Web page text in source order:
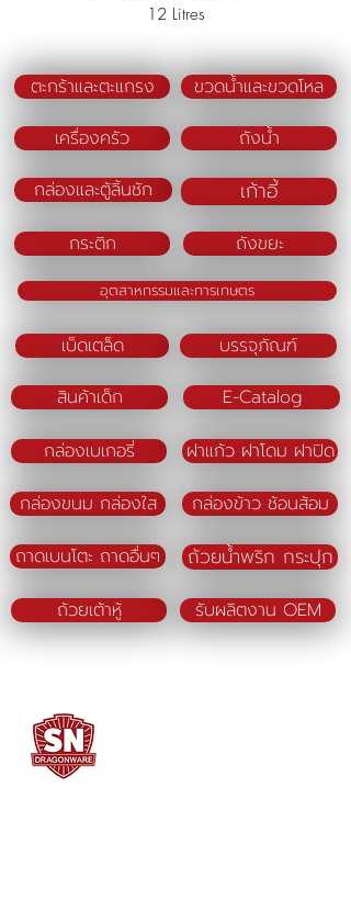
12 Litres
Material : Polypropylene (PP)
Color : Sage/Beige
ตะกร้าและตะแกรง
เครื่องครัว
กล่องและตู้ลิ้นชัก
กระติก
ขวดน้ำและขวดโหล
ถังน้ำ
เก้าอี้
ถังขยะ
อุตสาหกรรมและการเกษตร
เบ็ดเตล็ด
สินค้าเด็ก
กล่องเบเกอรี่
กล่องขนม กล่องใส
ถาดเบนโตะ ถาดอื่นๆ
ถ้วยเต้าหู้
บรรจุภัณฑ์
E-Catalog
ฝาแก้ว ฝาโดม ฝาปิด
กล่องข้าว ช้อนส้อม
ถ้วยน้ำพริก กระปุก
รับผลิตงาน OEM